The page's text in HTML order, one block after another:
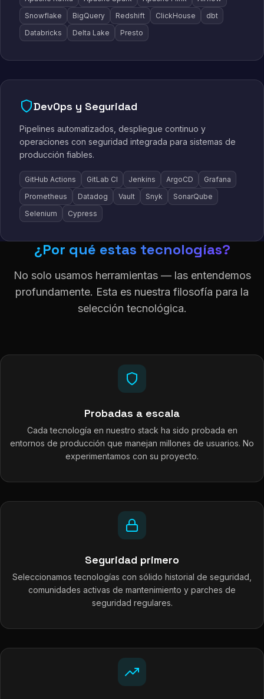
Snowflake
BigQuery Redshift ClickHouse
dbt
Databricks
Delta Lake Presto
DevOps y Seguridad
Pipelines automatizados, despliegue continuo y
operaciones con seguridad integrada para sistemas de
producción fiables.
GitHub Actions GitLab CI Jenkins ArgoCD
Grafana
Prometheus
Datadog Vault Snyk
SonarQube
Selenium
Cypress
¿Por qué estas tecnologías?
No solo usamos herramientas — las entendemos
profundamente. Esta es nuestra filosofía para la
selección tecnológica.
Probadas a escala
Cada tecnología en nuestro stack ha sido probada en
entornos de producción que manejan millones de usuarios. No
experimentamos con su proyecto.
Seguridad primero
Seleccionamos tecnologías con sólido historial de seguridad,
comunidades activas de mantenimiento y parches de
seguridad regulares.